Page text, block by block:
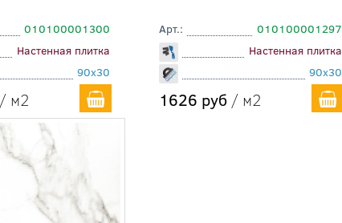
010100001300
Настенная плитка
90x30
/ м2
Арт.:
010100001297
Настенная плитка
90x30
1626 руб / м2